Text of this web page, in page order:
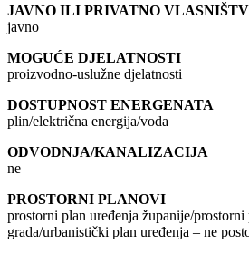
JAVNO ILI PRIVATNO
javno
MOGUĆE DJELATNOSTI
proizvodno-uslužne djelatnosti
DOSTUPNOST ENERGENATA
plin/električna energija/voda
ODVODNJA/KANALIZACIJA
ne
PROSTORNI PLANOVI
prostorni plan uređenja županije/prostorni
grada/urbanistički plan uređenja – ne